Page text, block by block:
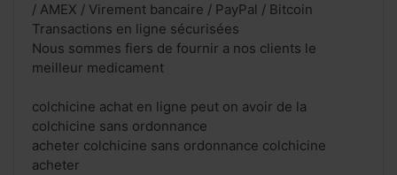
/ AMEX / Virement bancaire / PayPal / Bitcoin
Transactions en ligne sécurisées
Nous sommes fiers de fournir a nos clients le
meilleur medicament
colchicine achat en ligne peut on avoir de la
colchicine sans ordonnance
acheter colchicine sans ordonnance colchicine
acheter